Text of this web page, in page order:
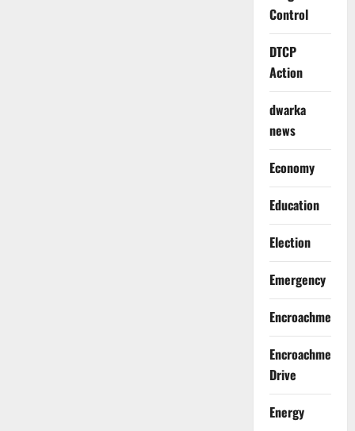
Control
DTCP
Action
dwarka
news
Economy
Education
Election
Emergency
Encroachment
Encroachment
Drive
Energy